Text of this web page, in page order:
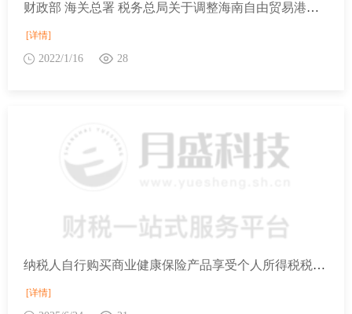
财政部 海关总署 税务总局关于调整海南自由贸易港原辅料“零关税”政策的通知（财关税〔2021〕49号）
[详情]
2022/1/16 28
纳税人自行购买商业健康保险产品享受个人所得税税收优惠政策，应该提供什么资料？
[详情]